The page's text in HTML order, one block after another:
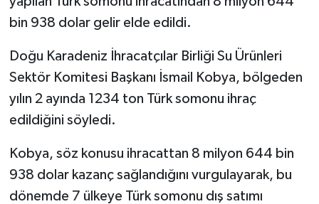
bin 938 dolar gelir elde edildi.
Doğu Karadeniz İhracatçılar Birliği Su Ürünleri
Sektör Komitesi Başkanı İsmail Kobya, bölgeden
yılın 2 ayında 1234 ton Türk somonu ihraç
edildiğini söyledi.
Kobya, söz konusu ihracattan 8 milyon 644 bin
938 dolar kazanç sağlandığını vurgulayarak, bu
dönemde 7 ülkeye Türk somonu dış satımı